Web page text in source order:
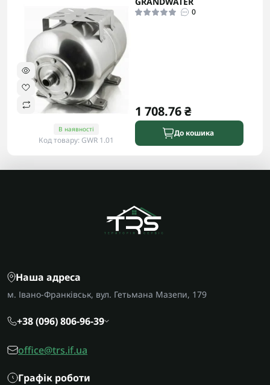
В наявності
Код товару: GWR 1.01
0
1 708.76 ₴
До кошика
Наша адреса
м. Івано-Франківськ, вул. Гетьмана Мазепи, 179
+38 (096) 806-96-39
office@trs.if.ua
Графік роботи